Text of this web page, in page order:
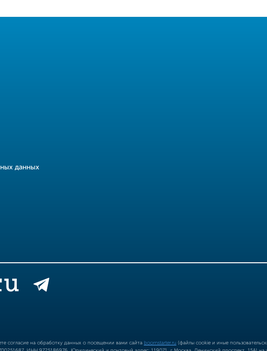
данных
согласие на обработку данных о посещении вами сайта boomstarter.ru (файлы cookie и иные